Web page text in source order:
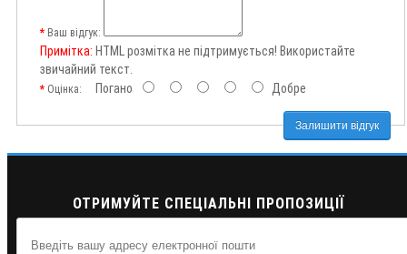
Ваш відгук:
Примітка: HTML розмітка не підтримується! Використайте
звичайний текст.
Оцінка: Погано Добре
Залишити відгук
ОТРИМУЙТЕ СПЕЦІАЛЬНІ ПРОПОЗИЦІЇ